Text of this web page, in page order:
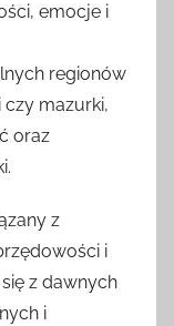
emocje i
regionów
czy mazurki,
oraz
z
i
z dawnych
i